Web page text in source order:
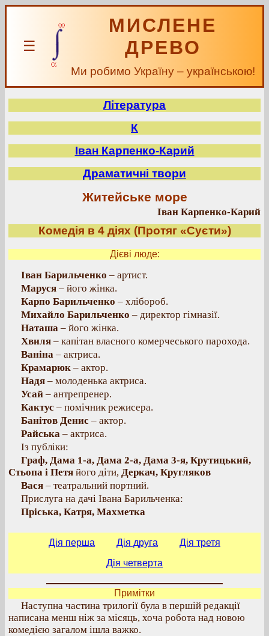
☰
МИСЛЕНЕ
ДРЕВО
Ми робимо Україну – українською!
Література
К
Іван Карпенко-Карий
Драматичні твори
Житейське море
Іван Карпенко-Карий
Комедія в 4 діях (Протяг «Суєти»)
Дієві люде:
Іван Барильченко – артист.
Маруся – його жінка.
Карпо Барильченко – хлібороб.
Михайло Барильченко – директор гімназії.
Наташа – його жінка.
Хвиля – капітан власного комерчеського парохода.
Ваніна – актриса.
Крамарюк – актор.
Надя – молоденька актриса.
Усай – антрепренер.
Кактус – помічник режисера.
Банітов Денис – актор.
Райська – актриса.
Із публіки:
Граф, Дама 1-а, Дама 2-а, Дама 3-я, Крутицький,
Стьопа і Петя його діти, Деркач, Кругляков
Вася – театральний портний.
Прислуга на дачі Івана Барильченка:
Пріська, Катря, Махметка
Дія перша Дія друга
Дія третя
Дія четверта
Примітки
Наступна частина трилогії була в першій редакції
написана менш ніж за місяць, хоча робота над новою
комедією загалом ішла важко.